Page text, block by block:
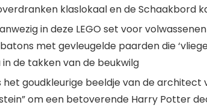
klaslokaal en de Schaakbord
in deze LEGO set voor
met gevleugelde paarden die
in de takken van de beukwilg
het goudkleurige beeldje van de
om een betoverende Harry Potter